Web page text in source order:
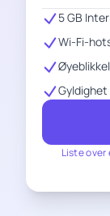
Liste
5 GB
Wi-Fi-